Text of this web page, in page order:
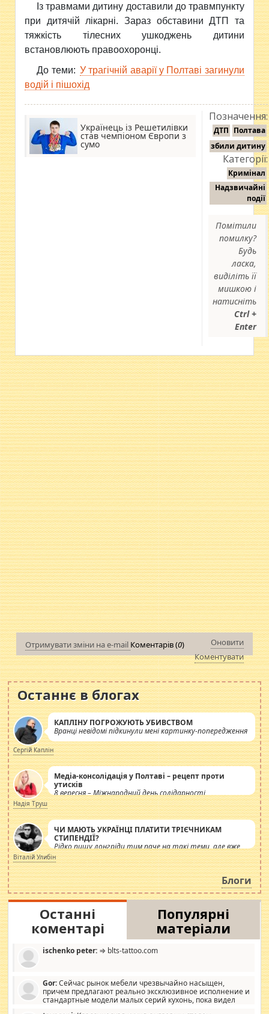
Із травмами дитину доставили до травмпункту
при дитячій лікарні. Зараз обставини ДТП та
тяжкість тілесних ушкоджень дитини
встановлюють правоохоронці.
До теми: У трагічній аварії у Полтаві загинули
водій і пішохід
Українець із Решетилівки
став чемпіоном Європи з
сумо
Позначення:
ДТП Полтава
збили дитину
Категорії:
Кримінал
Надзвичайні
події
Помітили
помилку?
Будь
ласка,
виділіть її
мишкою і
натисніть
Ctrl +
Enter
Отримувати зміни на e-mail Коментарів (0)
Оновити
Коментувати
Останнє в блогах
КАПЛІНУ ПОГРОЖУЮТЬ УБИВСТВОМ
Вранці невідомі підкинули мені картинку-попередження
Сергій Каплін
Медіа-консолідація у Полтаві – рецепт проти
утисків
8 вересня – Міжнародний день солідарності
журналістів.
Надія Труш
ЧИ МАЮТЬ УКРАЇНЦІ ПЛАТИТИ ТРІЄЧНИКАМ
СТИПЕНДІЇ?
Рідко пишу лонгріди тим паче на такі теми, але вже
просто дістало! Обурюють сьогоднішні інсенуації
навколо стипендіального питання. Штучно
роздувається ще одна соціальна катастрофа.
Віталій Улибін
Блоги
Останні
коментарі
Популярні
матеріали
ischenko peter: ⇒ blts-tattoo.com
Gor:Сейчас рынок мебели чрезвычайно насыщен,
причем предлагают реально эксклюзивное исполнение и
стандартные модели малых серий кухонь, пока видел